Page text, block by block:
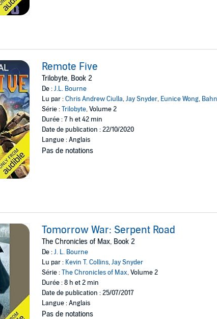
Remote Five
Trilobyte, Book 2
De :J.L. Bourne
Lu par :Chris Andrew Ciulla,Jay Snyder, Eunice Wong,
Série :Trilobyte, Volume 2
Durée : 7 h et 42 min
Date de publication : 22/10/2020
Langue : Anglais
Pas de notations
Tomorrow War: Serpent Road
The Chronicles of Max, Book 2
De :J. L. Bourne
Lu par : Kevin T. Collins,Jay Snyder
Série :The Chronicles of Max, Volume 2
Durée : 8 h et 2 min
Date de publication : 25/07/2017
Langue : Anglais
Pas de notations